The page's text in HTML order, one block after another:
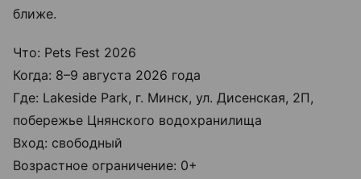
ближе.
Что: Pets Fest 2026
Когда: 8–9 августа 2026 года
Где: Lakeside Park, г. Минск, ул. Дисенская, 2П,
побережье Цнянского водохранилища
Вход: свободный
Возрастное ограничение: 0+